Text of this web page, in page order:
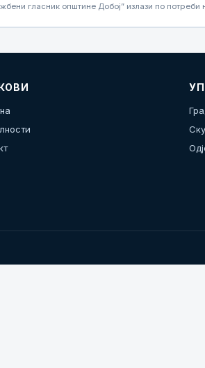
гласник општине Добој” излази по